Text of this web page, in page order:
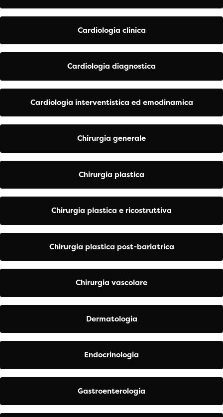
Cardiologia clinica
Cardiologia diagnostica
Cardiologia interventistica ed emodinamica
Chirurgia generale
Chirurgia plastica
Chirurgia plastica e ricostruttiva
Chirurgia plastica post-bariatrica
Chirurgia vascolare
Dermatologia
Endocrinologia
Gastroenterologia